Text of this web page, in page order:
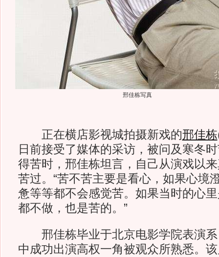
邢佳栋写真
正在横店影视城拍摄新戏的邢佳栋
日前接受了媒体的采访，被问及寒冬
得苦时，邢佳栋坦言，自己从演戏以
苦过。“苦不苦主要是看心，如果心境
惫等等都不会感觉苦。如果当时的心
都不做，也是苦的。”
邢佳栋毕业于北京电影学院表演系
中成功出演高权一角被观众所熟悉。